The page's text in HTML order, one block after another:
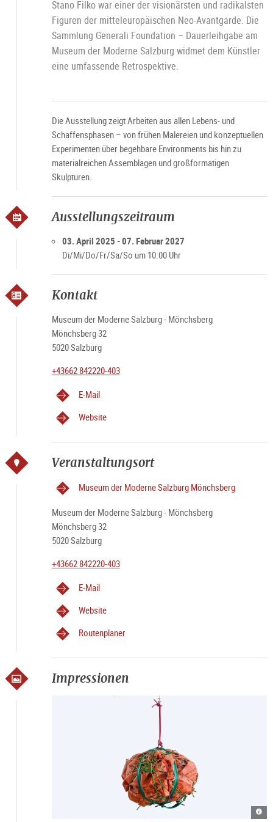
Stano Filko war einer der visionärsten und radikalsten
Figuren der mitteleuropäischen Neo-Avantgarde. Die
Sammlung Generali Foundation – Dauerleihgabe am
Museum der Moderne Salzburg widmet dem Künstler
eine umfassende Retrospektive.
Die Ausstellung zeigt Arbeiten aus allen Lebens- und
Schaffensphasen – von frühen Malereien und konzeptuellen
Experimenten über begehbare Environments bis hin zu
materialreichen Assemblagen und großformatigen
Skulpturen.
Ausstellungszeitraum
03. April 2025 - 07. Februar 2027
Di/Mi/Do/Fr/Sa/So um 10:00 Uhr
Kontakt
Museum der Moderne Salzburg - Mönchsberg
Mönchsberg 32
5020 Salzburg
+43662 842220-403
E-Mail
Website
Veranstaltungsort
Museum der Moderne Salzburg Mönchsberg
Museum der Moderne Salzburg - Mönchsberg
Mönchsberg 32
5020 Salzburg
+43662 842220-403
E-Mail
Website
Routenplaner
Impressionen